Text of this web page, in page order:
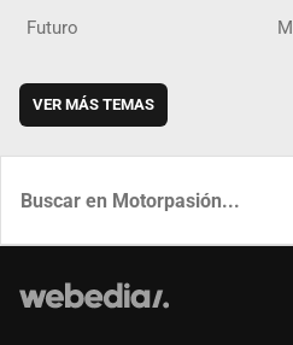
Futuro
VER MÁS TEMAS